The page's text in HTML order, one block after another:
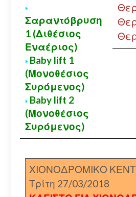
Σαραντόβρυση
1 (Διθέσιος
Εναέριος)
Baby lift 1
(Μονοθέσιος
Συρόμενος)
Baby lift 2
(Μονοθέσιος
Συρόμενος)
ΧΙΟΝΟΔΡΟΜΙΚΟ
Τρίτη 27/03/2018